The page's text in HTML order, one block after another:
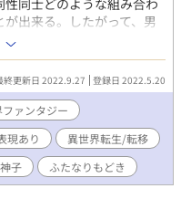
同士どのような組み合わ
出来る。したがって、男
チとネコ、または攻めと
自由恋愛を人々は楽しん
前の乱痴気騒ぎ、国主催の
貴族は確実な血統相続の
いたり。問題解決の方向
居たとかいないとか。 そ
ィスト王国。彼の国に神
メンス・セド・シェルク
なる。そんな、彼が周り
終更新日 2022.9.27 登録日 2022.5.20
ァンタジー
現あり
異世界転生/転移
神子 ふたなりもどき